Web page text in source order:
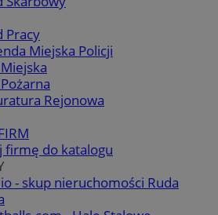
Pracy
Miejska Policji
Rejonowa
firmę do katalogu
- skup nieruchomości Ruda